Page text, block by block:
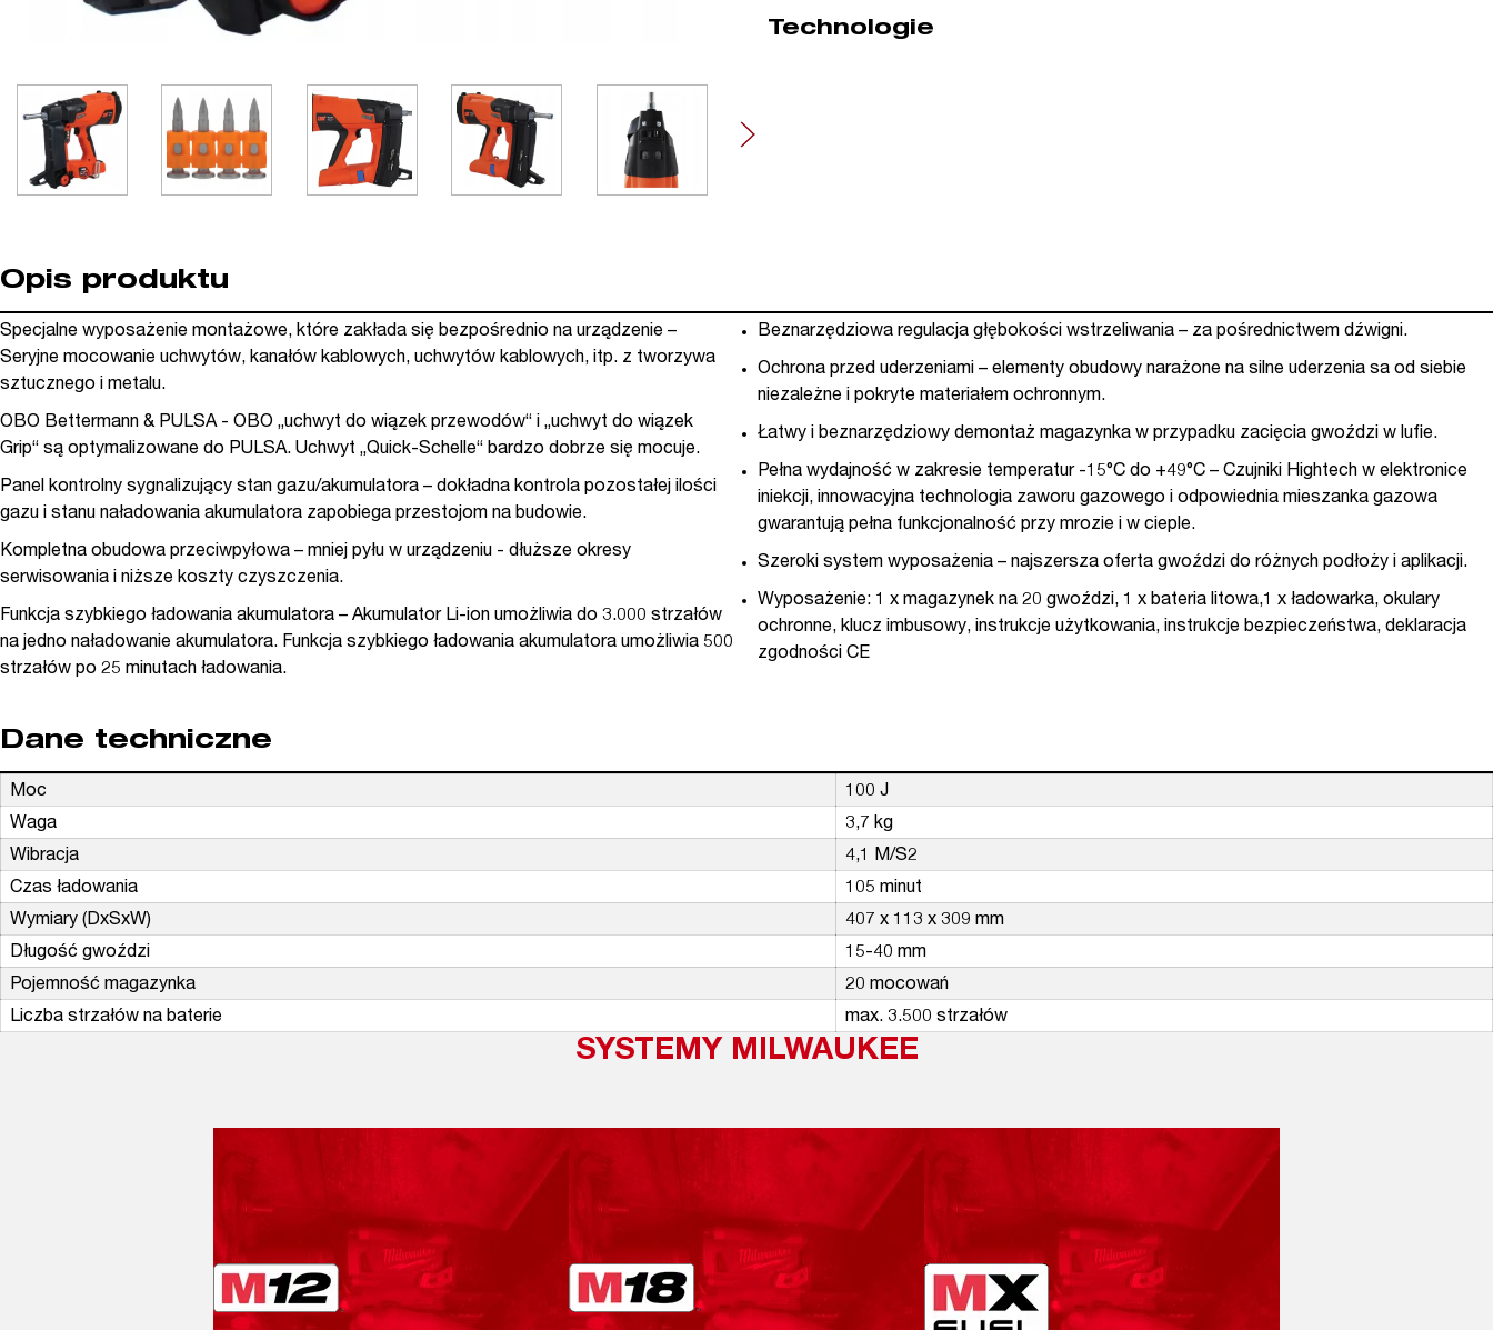
Technologie
Opis produktu
Specjalne wyposażenie montażowe, które zakłada się bezpośrednio na urządzenie –
Seryjne mocowanie uchwytów, kanałów kablowych, uchwytów kablowych, itp. z tworzywa
sztucznego i metalu.
OBO Bettermann & PULSA - OBO „uchwyt do wiązek przewodów“ i „uchwyt do wiązek
Grip“ są optymalizowane do PULSA. Uchwyt „Quick-Schelle“ bardzo dobrze się mocuje.
Panel kontrolny sygnalizujący stan gazu/akumulatora – dokładna kontrola pozostałej ilości
gazu i stanu naładowania akumulatora zapobiega przestojom na budowie.
Kompletna obudowa przeciwpyłowa – mniej pyłu w urządzeniu - dłuższe okresy
serwisowania i niższe koszty czyszczenia.
Funkcja szybkiego ładowania akumulatora – Akumulator Li-ion umożliwia do 3.000 strzałów
na jedno naładowanie akumulatora. Funkcja szybkiego ładowania akumulatora umożliwia 500
strzałów po 25 minutach ładowania.
Beznarzędziowa regulacja głębokości wstrzeliwania – za pośrednictwem dźwigni.
Ochrona przed uderzeniami – elementy obudowy narażone na silne uderzenia sa od siebie
niezależne i pokryte materiałem ochronnym.
Łatwy i beznarzędziowy demontaż magazynka w przypadku zacięcia gwoździ w lufie.
Pełna wydajność w zakresie temperatur -15°C do +49°C – Czujniki Hightech w elektronice
iniekcji, innowacyjna technologia zaworu gazowego i odpowiednia mieszanka gazowa
gwarantują pełna funkcjonalność przy mrozie i w cieple.
Szeroki system wyposażenia – najszersza oferta gwoździ do różnych podłoży i aplikacji.
Wyposażenie: 1 x magazynek na 20 gwoździ, 1 x bateria litowa,1 x ładowarka, okulary
ochronne, klucz imbusowy, instrukcje użytkowania, instrukcje bezpieczeństwa, deklaracja
zgodności CE
Dane techniczne
Moc
100 J
Waga
3,7 kg
Wibracja
4,1 M/S2
Czas ładowania
105 minut
Wymiary (DxSxW)
407 x 113 x 309 mm
Długość gwoździ
15-40 mm
Pojemność magazynka
20 mocowań
Liczba strzałów na baterie
max. 3.500 strzałów
SYSTEMY MILWAUKEE